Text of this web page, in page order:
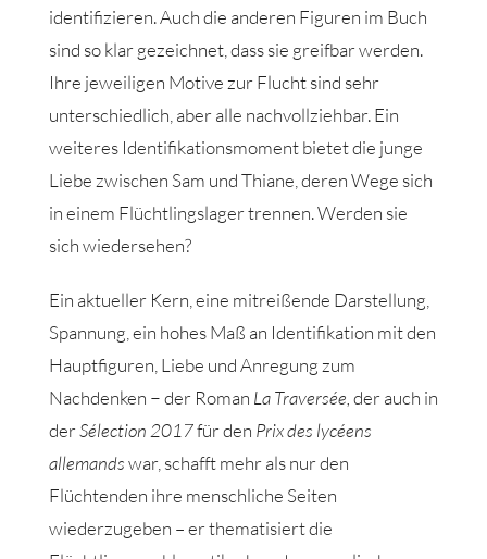
identifizieren. Auch die anderen Figuren im Buch
sind so klar gezeichnet, dass sie greifbar werden.
Ihre jeweiligen Motive zur Flucht sind sehr
unterschiedlich, aber alle nachvollziehbar. Ein
weiteres Identifikationsmoment bietet die junge
Liebe zwischen Sam und Thiane, deren Wege sich
in einem Flüchtlingslager trennen. Werden sie
sich wiedersehen?
Ein aktueller Kern, eine mitreißende Darstellung,
Spannung, ein hohes Maß an Identifikation mit den
Hauptfiguren, Liebe und Anregung zum
Nachdenken − der Roman La Traversée,der auch in
derSélection 2017für den Prix des lycéens
allemandswar, schafft mehr als nur den
Flüchtenden ihre menschliche Seiten
wiederzugeben – er thematisiert die